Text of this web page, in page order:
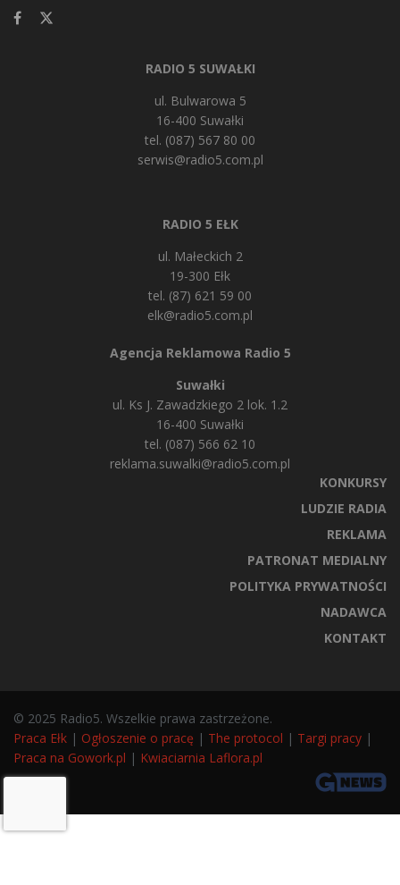
RADIO 5 SUWAŁKI
ul. Bulwarowa 5
16-400 Suwałki
tel. (087) 567 80 00
serwis@radio5.com.pl
RADIO 5 EŁK
ul. Małeckich 2
19-300 Ełk
tel. (87) 621 59 00
elk@radio5.com.pl
Agencja Reklamowa Radio 5
Suwałki
ul. Ks J. Zawadzkiego 2 lok. 1.2
16-400 Suwałki
tel. (087) 566 62 10
reklama.suwalki@radio5.com.pl
KONKURSY
LUDZIE RADIA
REKLAMA
PATRONAT MEDIALNY
POLITYKA PRYWATNOŚCI
NADAWCA
KONTAKT
© 2025 Radio5. Wszelkie prawa zastrzeżone.
Praca Ełk | Ogłoszenie o pracę | The protocol | Targi pracy |
Praca na Gowork.pl | Kwiaciarnia Laflora.pl